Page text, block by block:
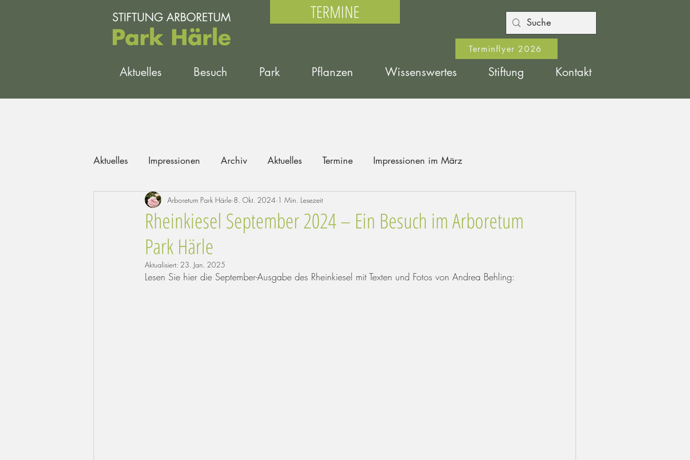
TERMINE
Terminflyer 2026
Aktuelles Besuch Park Pflanzen Wissenswertes Stiftung Kontakt
Aktuelles Impressionen Archiv Aktuelles Termine Impressionen im März
Rheinkiesel September 2024 – Ein Besuch im Arboretum
Park Härle
Arboretum Park Härle 8. Okt. 2024 1 Min. Lesezeit
Aktualisiert: 23. Jan. 2025
Lesen Sie hier die September-Ausgabe des Rheinkiesel mit Texten und Fotos von Andrea Behling: